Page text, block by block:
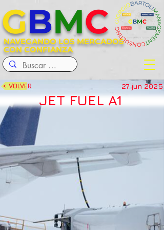
NAVEGANDO LOS MERCADOS
CON CONFIANZA
GBMC
< VOLVER 27 jun 2025
JET FUEL A1